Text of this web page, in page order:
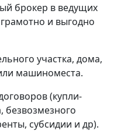
брокер в ведущих
и выгодно
участка, дома,
машиноместа.
(купли-
субсидии и др).